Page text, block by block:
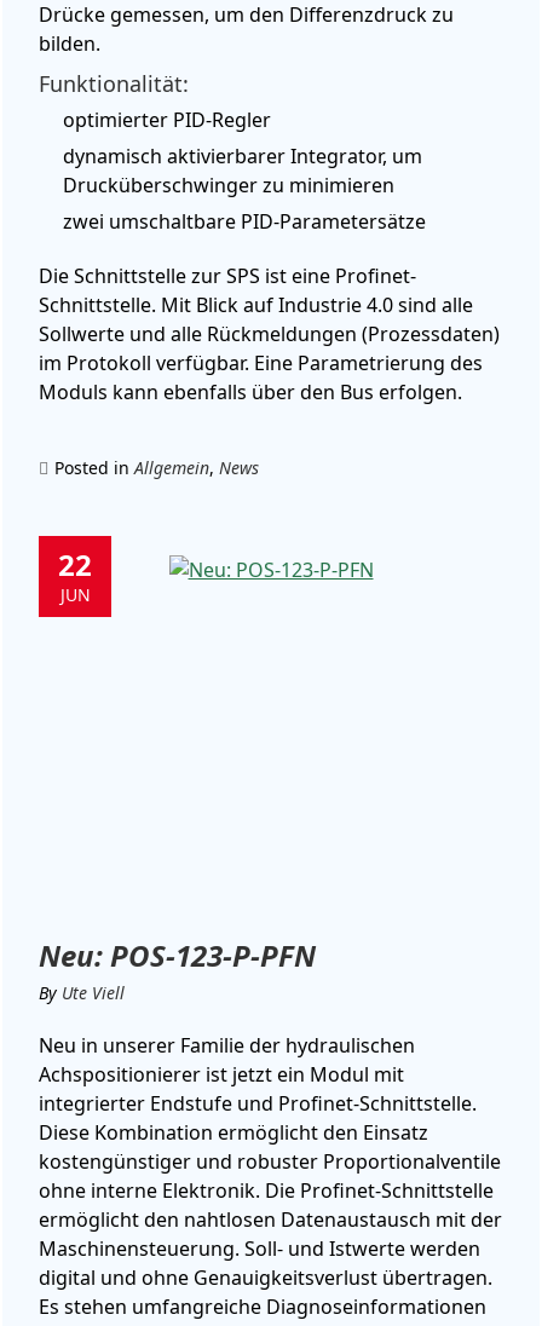
Drücke gemessen, um den Differenzdruck zu
bilden.
Funktionalität:
optimierter PID-Regler
dynamisch aktivierbarer Integrator, um
Drucküberschwinger zu minimieren
zwei umschaltbare PID-Parametersätze
Die Schnittstelle zur SPS ist eine Profinet-
Schnittstelle. Mit Blick auf Industrie 4.0 sind alle
Sollwerte und alle Rückmeldungen (Prozessdaten)
im Protokoll verfügbar. Eine Parametrierung des
Moduls kann ebenfalls über den Bus erfolgen.
Posted inAllgemein, News
Neu: POS-123-P-PFN
22
JUN
By Ute Viell
Neu in unserer Familie der hydraulischen
Achspositionierer ist jetzt ein Modul mit
integrierter Endstufe und Profinet-Schnittstelle.
Diese Kombination ermöglicht den Einsatz
kostengünstiger und robuster Proportionalventile
ohne interne Elektronik. Die Profinet-Schnittstelle
ermöglicht den nahtlosen Datenaustausch mit der
Maschinensteuerung. Soll- und Istwerte werden
digital und ohne Genauigkeitsverlust übertragen.
Es stehen umfangreiche Diagnoseinformationen